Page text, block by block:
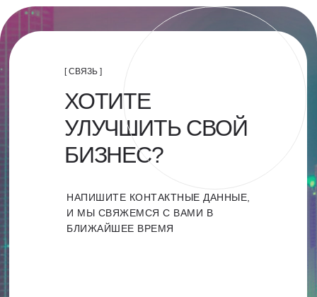
НАПИШИТЕ КОНТАКТНЫЕ ДАННЫЕ,
И МЫ СВЯЖЕМСЯ С ВАМИ В
БЛИЖАЙШЕЕ ВРЕМЯ
[ СВЯЗЬ ]
ХОТИТЕ
УЛУЧШИТЬ СВОЙ
БИЗНЕС?